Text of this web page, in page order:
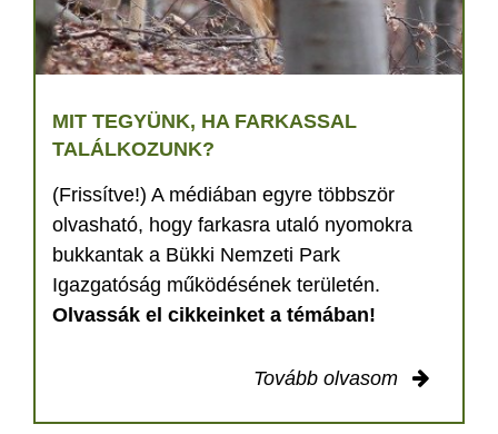
MIT TEGYÜNK, HA FARKASSAL
TALÁLKOZUNK?
(Frissítve!) A médiában egyre többször
olvasható, hogy farkasra utaló nyomokra
bukkantak a Bükki Nemzeti Park
Igazgatóság működésének területén.
Olvassák el cikkeinket a témában!
Tovább olvasom